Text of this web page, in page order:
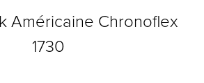
Américaine Chronoflex
1730